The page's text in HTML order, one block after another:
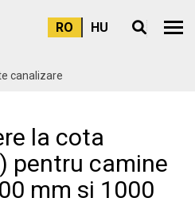
RO HU Meniu
canalizare
la cota
pentru camine
mm si 1000